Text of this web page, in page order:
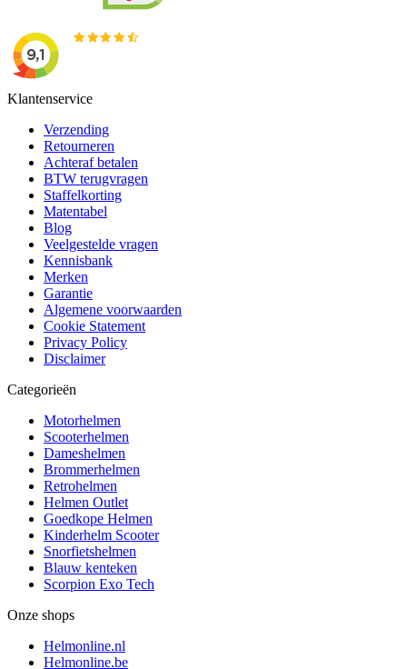
Klantenservice
Verzending
Retourneren
Achteraf betalen
BTW terugvragen
Staffelkorting
Matentabel
Blog
Veelgestelde vragen
Kennisbank
Merken
Garantie
Algemene voorwaarden
Cookie Statement
Privacy Policy
Disclaimer
Categorieën
Motorhelmen
Scooterhelmen
Dameshelmen
Brommerhelmen
Retrohelmen
Helmen Outlet
Goedkope Helmen
Kinderhelm Scooter
Snorfietshelmen
Blauw kenteken
Scorpion Exo Tech
Onze shops
Helmonline.nl
Helmonline.be